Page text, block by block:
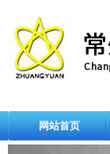
网站首页